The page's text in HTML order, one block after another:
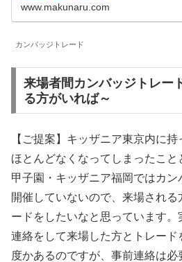
www.makunaru.com
カンバッジトレード
来場者間カンバッジトレ
る方がいれば～
【ご提案】キッザニア東京内に
ほとんどなくなってしまったこ
甲子園・キッザニア福岡ではカ
開催していないので、来場され
ードをしたいなと思っています
連絡をして来場した方とトレー
度かあるのですが、事前連絡は